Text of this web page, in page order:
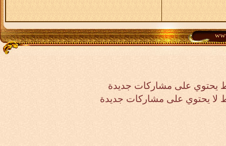
يحتوي على مشاركات جديدة
يحتوي على مشاركات جديدة